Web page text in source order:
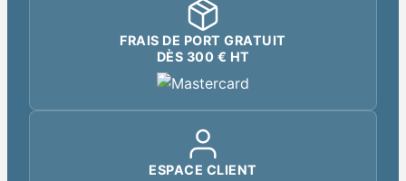
FRAIS DE PORT GRATUIT
DÈS 300 € HT
ESPACE CLIENT